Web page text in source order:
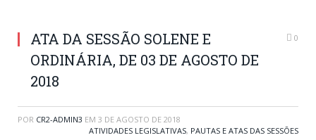
ATA DA SESSÃO SOLENE E
ORDINÁRIA, DE 03 DE AGOSTO DE
2018
0
POR CR2-ADMIN3 EM 3 DE AGOSTO DE 2018
ATIVIDADES LEGISLATIVAS, PAUTAS E ATAS DAS SESSÕES